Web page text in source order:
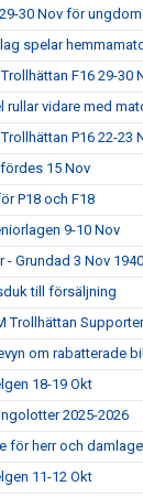
30 Nov för
spelar
F16 29-30
vidare med
P16 22-23
15 Nov
P18 och F18
9-10 Nov
- Grundad 3 Nov 1940
till försäljning
Trollhättan
om rabatterade
18-19 Okt
2025-2026
för herr och
11-12 Okt